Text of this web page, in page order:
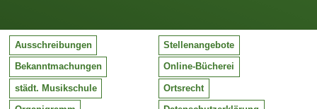
Ausschreibungen Stellenangebote
Bekanntmachungen Online-Bücherei
städt. Musikschule Ortsrecht